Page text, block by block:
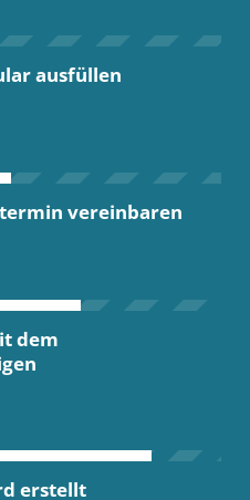
ausfüllen
vereinbaren
dem
erstellt